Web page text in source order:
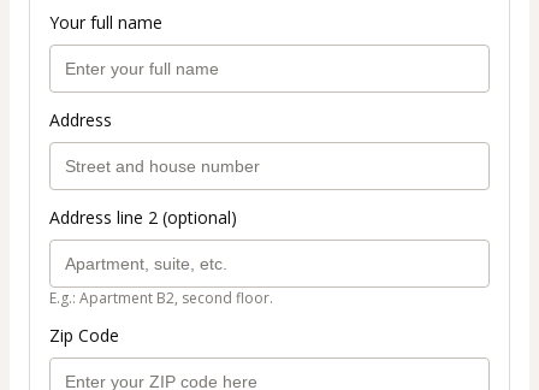
Your full name
Address
Address line 2 (optional)
E.g.: Apartment B2, second floor.
Zip Code